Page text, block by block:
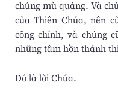
chúng mù quáng. Và
của Thiên Chúa, nên
công chính, và chúng
những tâm hồn thánh
Ðó là lời Chúa.